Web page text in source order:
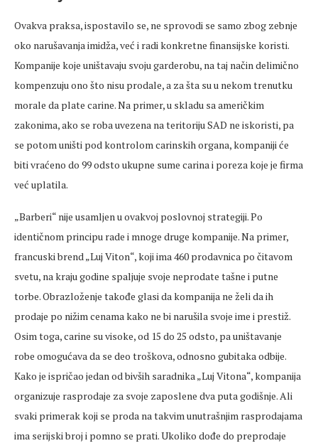
Ovakva praksa, ispostavilo se, ne sprovodi se samo zbog zebnje
oko narušavanja imidža, već i radi konkretne finansijske koristi.
Kompanije koje uništavaju svoju garderobu, na taj način delimično
kompenzuju ono što nisu prodale, a za šta su u nekom trenutku
morale da plate carine. Na primer, u skladu sa američkim
zakonima, ako se roba uvezena na teritoriju SAD ne iskoristi, pa
se potom uništi pod kontrolom carinskih organa, kompaniji će
biti vraćeno do 99 odsto ukupne sume carina i poreza koje je firma
već uplatila.
„Barberi“ nije usamljen u ovakvoj poslovnoj strategiji. Po
identičnom principu rade i mnoge druge kompanije. Na primer,
francuski brend „Luj Viton“, koji ima 460 prodavnica po čitavom
svetu, na kraju godine spaljuje svoje neprodate tašne i putne
torbe. Obrazloženje takođe glasi da kompanija ne želi da ih
prodaje po nižim cenama kako ne bi narušila svoje ime i prestiž.
Osim toga, carine su visoke, od 15 do 25 odsto, pa uništavanje
robe omogućava da se deo troškova, odnosno gubitaka odbije.
Kako je ispričao jedan od bivših saradnika „Luj Vitona“, kompanija
organizuje rasprodaje za svoje zaposlene dva puta godišnje. Ali
svaki primerak koji se proda na takvim unutrašnjim rasprodajama
ima serijski broj i pomno se prati. Ukoliko dođe do preprodaje